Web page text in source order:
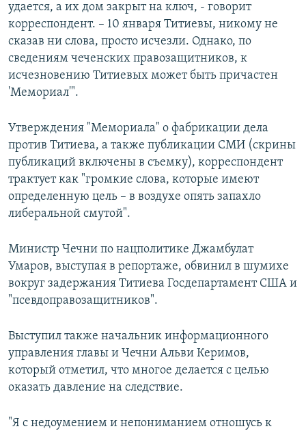
удается, а их дом закрыт на ключ, - говорит
корреспондент. – 10 января Титиевы, никому не
сказав ни слова, просто исчезли. Однако, по
сведениям чеченских правозащитников, к
исчезновению Титиевых может быть причастен
'Мемориал'".
Утверждения "Мемориала" о фабрикации дела
против Титиева, а также публикации СМИ (скрины
публикаций включены в съемку), корреспондент
трактует как "громкие слова, которые имеют
определенную цель – в воздухе опять запахло
либеральной смутой".
Министр Чечни по нацполитике Джамбулат
Умаров, выступая в репортаже, обвинил в шумихе
вокруг задержания Титиева Госдепартамент США и
"псевдоправозащитников".
Выступил также начальник информационного
управления главы и Чечни Альви Керимов,
который отметил, что многое делается с целью
оказать давление на следствие.
"Я с недоумением и непониманием отношусь к